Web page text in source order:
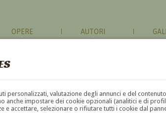
personalizzati, valutazione degli annunci e del
anche impostare dei cookie opzionali (analitici e di
e accettare, selezionare o rifiutare tutti i cookie dal
OPERE AUTORI